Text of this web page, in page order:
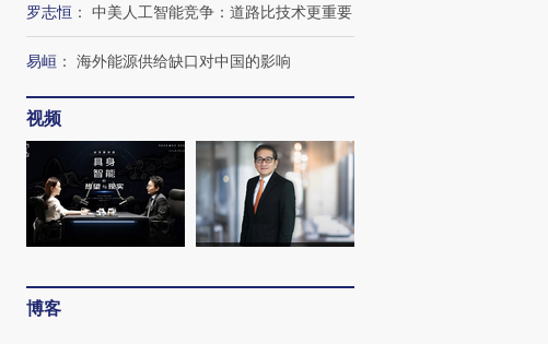
罗志恒 ： 中美人工智能竞争：道路比技术更重要
易峘 ： 海外能源供给缺口对中国的影响
视频
博客